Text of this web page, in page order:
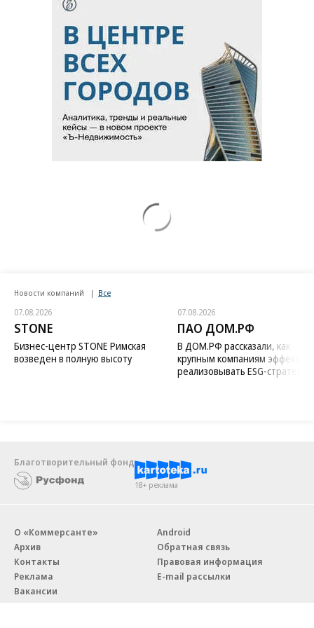
солдат
Путин озвучил итоговый план СВО
Зеленский неожиданно высказался о
возвращении Крыма
Заставим раскаяться: союзник России
дал грозное обещание
Новости компаний
07.08.2026
возведен в полную высоту
07.08.2026
В ДОМ.РФ рассказали, как
крупным компаниям
реализовывать ESG-стратегию